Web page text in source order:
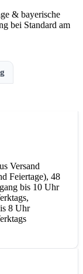
& bayerische
bei Standard am
Versand
Feiertage), 48
bis 10 Uhr
8 Uhr